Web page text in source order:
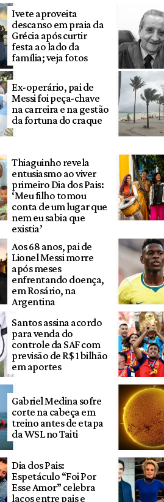
Ivete aproveita
descanso em praia da
Grécia após curtir
festa ao lado da
família; veja fotos
Ex-operário, pai de
Messi foi peça-chave
na carreira e na gestão
da fortuna do craque
Thiaguinho revela
entusiasmo ao viver
primeiro Dia dos Pais:
‘Meu filho tomou
conta de um lugar que
nem eu sabia que
existia’
Aos 68 anos, pai de
Lionel Messi morre
após meses
enfrentando doença,
em Rosário, na
Argentina
Santos assina acordo
para venda do
controle da SAF com
previsão de R$ 1 bilhão
em aportes
Gabriel Medina sofre
corte na cabeça em
treino antes de etapa
da WSL no Taiti
Dia dos Pais:
Espetáculo “Foi Por
Esse Amor” celebra
laços entre pais e